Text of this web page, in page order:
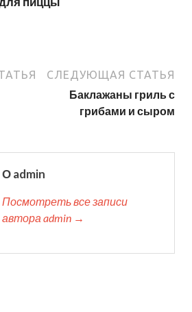
СЛЕДУЮЩАЯ СТАТЬЯ
Баклажаны гриль с
грибами и сыром
О admin
Посмотреть все записи
автора admin →